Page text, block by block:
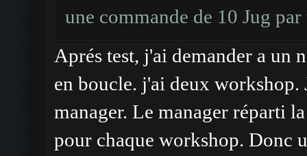
une commande de 10 Jug
Aprés test, j'ai demander a un
en boucle. j'ai deux workshop.
manager. Le manager réparti
pour chaque workshop. Donc